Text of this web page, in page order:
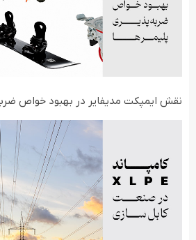
نقش ایمپکت مدیفایر در بهبود خواص